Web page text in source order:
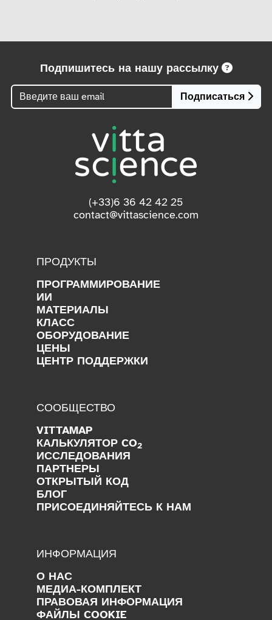
Подпишитесь на нашу рассылку
Подписаться
(+33)6 36 42 42 25
contact@vittascience.com
ПРОДУКТЫ
ПРОГРАММИРОВАНИЕ
ИИ
МАТЕРИАЛЫ
КЛАСС
ОБОРУДОВАНИЕ
ЦЕНЫ
ЦЕНТР ПОДДЕРЖКИ
СООБЩЕСТВО
VITTAMAP
КАЛЬКУЛЯТОР CO2
ИССЛЕДОВАНИЯ
ПАРТНЕРЫ
ОТКРЫТЫЙ КОД
БЛОГ
ПРИСОЕДИНЯЙТЕСЬ К НАМ
ИНФОРМАЦИЯ
О НАС
МЕДИА-КОМПЛЕКТ
ПРАВОВАЯ ИНФОРМАЦИЯ
ФАЙЛЫ COOKIE